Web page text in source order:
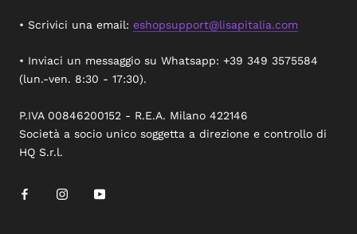
• Scrivici una email: eshopsupport@lisapitalia.com
• Inviaci un messaggio su Whatsapp: +39 349 3575584
(lun.-ven. 8:30 - 17:30).
P.IVA 00846200152 - R.E.A. Milano 422146
Società a socio unico soggetta a direzione e controllo di
HQ S.r.l.